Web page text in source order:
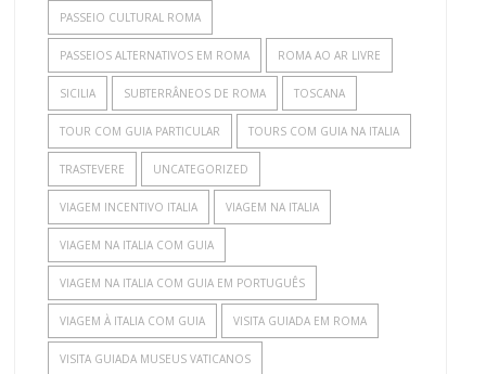
PASSEIO CULTURAL ROMA
PASSEIOS ALTERNATIVOS EM ROMA ROMA AO AR LIVRE
SICILIA SUBTERRÂNEOS DE ROMA TOSCANA
TOUR COM GUIA PARTICULAR TOURS COM GUIA NA ITALIA
TRASTEVERE UNCATEGORIZED
VIAGEM INCENTIVO ITALIA VIAGEM NA ITALIA
VIAGEM NA ITALIA COM GUIA
VIAGEM NA ITALIA COM GUIA EM PORTUGUÊS
VIAGEM À ITALIA COM GUIA VISITA GUIADA EM ROMA
VISITA GUIADA MUSEUS VATICANOS